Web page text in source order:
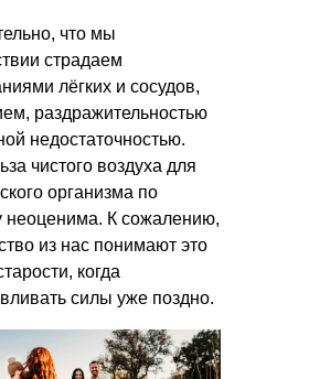
что мы
страдаем
лёгких и сосудов,
раздражительностью
недостаточностью.
чистого воздуха для
организма по
неоценима. К сожалению,
из нас понимают это
когда
силы уже поздно.